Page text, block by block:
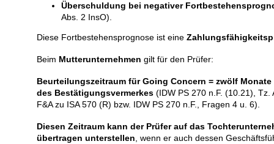
Überschuldung bei negativer
Abs. 2 InsO).
Diese Fortbestehensprognose ist eine
Beim Mutterunternehmen gilt für den Prüfer:
Beurteilungszeitraum für Going Concern = zwölf Monate
des Bestätigungsvermerkes (IDW PS 270 n.F. (10.21), Tz.
F&A zu ISA 570 (R) bzw. IDW PS 270 n.F., Fragen 4 u. 6).
Diesen Zeitraum kann der Prüfer auf das
übertragen unterstellen , wenn er auch dessen